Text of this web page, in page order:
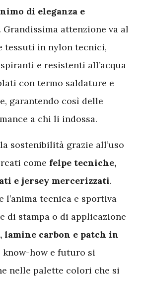
di eleganza e
. Grandissima attenzione va al
tessuti in nylon tecnici,
e resistenti all’acqua
con termo saldature e
garantendo così delle
a chi li indossa.
sostenibilità grazie all’uso
come felpe tecniche,
e jersey mercerizzati.
l’anima tecnica e sportiva
di stampa o di applicazione
lamine carbon e patch in
know-how e futuro si
nelle palette colori che si